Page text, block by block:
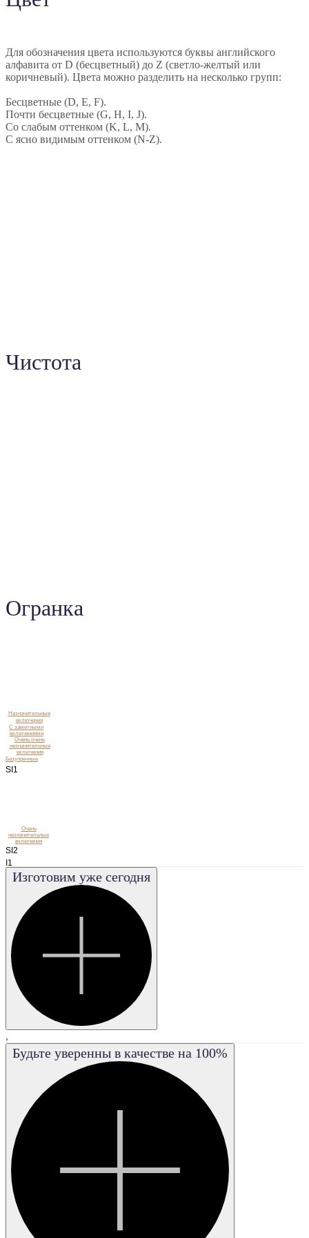
Чистота
Незначительные
включения
C заметными
включениями
Очень очень
незначительные
включения
Безупречные
SI1
Очень
незначительные
включения
SI2
I1
VVS1
VVS2
FL
Огранка
Изготовим уже сегодня
,
Будьте уверенны в качестве на 100%